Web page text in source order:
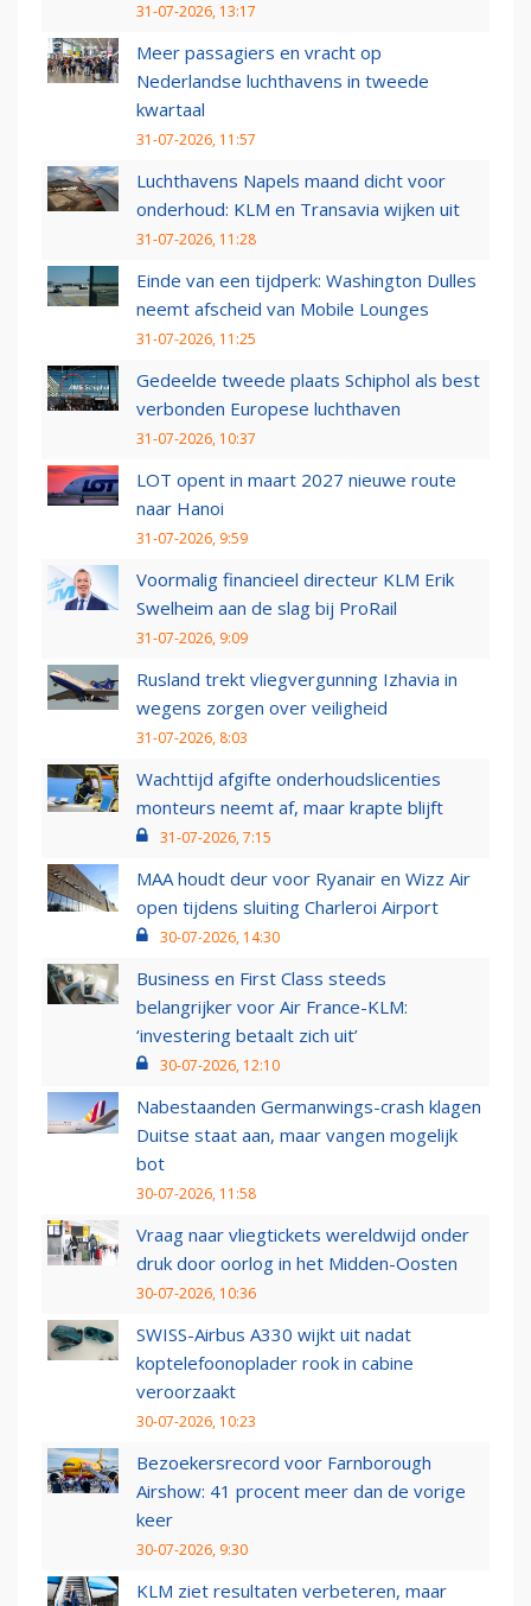
31-07-2026, 13:17
Meer passagiers en vracht op
Nederlandse luchthavens in tweede
kwartaal
31-07-2026, 11:57
Luchthavens Napels maand dicht voor
onderhoud: KLM en Transavia wijken uit
31-07-2026, 11:28
Einde van een tijdperk: Washington Dulles
neemt afscheid van Mobile Lounges
31-07-2026, 11:25
Gedeelde tweede plaats Schiphol als best
verbonden Europese luchthaven
31-07-2026, 10:37
LOT opent in maart 2027 nieuwe route
naar Hanoi
31-07-2026, 9:59
Voormalig financieel directeur KLM Erik
Swelheim aan de slag bij ProRail
31-07-2026, 9:09
Rusland trekt vliegvergunning Izhavia in
wegens zorgen over veiligheid
31-07-2026, 8:03
Wachttijd afgifte onderhoudslicenties
monteurs neemt af, maar krapte blijft
31-07-2026, 7:15
MAA houdt deur voor Ryanair en Wizz Air
open tijdens sluiting Charleroi Airport
30-07-2026, 14:30
Business en First Class steeds
belangrijker voor Air France-KLM:
‘investering betaalt zich uit’
30-07-2026, 12:10
Nabestaanden Germanwings-crash klagen
Duitse staat aan, maar vangen mogelijk
bot
30-07-2026, 11:58
Vraag naar vliegtickets wereldwijd onder
druk door oorlog in het Midden-Oosten
30-07-2026, 10:36
SWISS-Airbus A330 wijkt uit nadat
koptelefoonoplader rook in cabine
veroorzaakt
30-07-2026, 10:23
Bezoekersrecord voor Farnborough
Airshow: 41 procent meer dan de vorige
keer
30-07-2026, 9:30
KLM ziet resultaten verbeteren, maar